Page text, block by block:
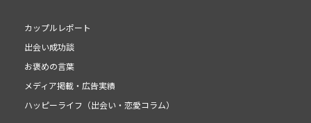
カップルレポート
出会い成功談
お褒めの言葉
メディア掲載・広告実績
ハッピーライフ（出会い・恋愛コラム）